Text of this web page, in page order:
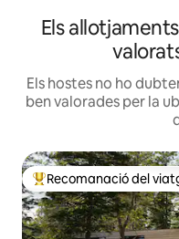
Els
Els hostes no ho
ben valorades per la
Principals
Recomanació del